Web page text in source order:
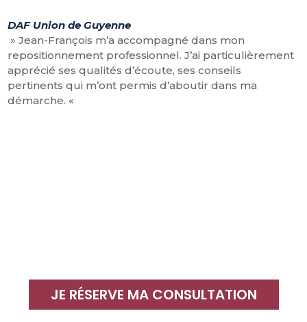
DAF Union de Guyenne
» Jean-François m’a accompagné dans mon
repositionnement professionnel. J’ai particulièrement
apprécié ses qualités d’écoute, ses conseils
pertinents qui m’ont permis d’aboutir dans ma
démarche. «
JE RÉSERVE MA CONSULTATION